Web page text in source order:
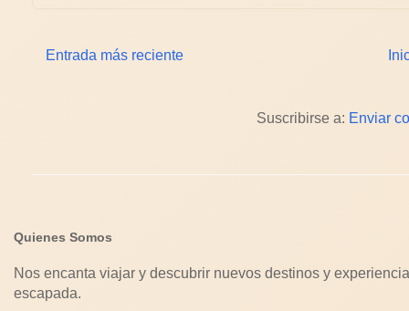
Entrada más reciente
Suscribirse a: Enviar
Quienes Somos
Nos encanta viajar y descubrir nuevos destinos y
escapada.